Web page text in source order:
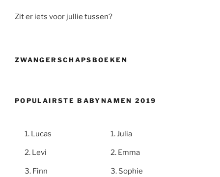
Zit er iets voor jullie tussen?
ZWANGERSCHAPSBOEKEN
POPULAIRSTE BABYNAMEN 2019
Lucas
Levi
Finn
Julia
Emma
Sophie